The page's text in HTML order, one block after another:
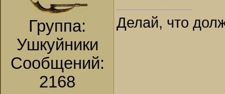
Группа:
Ушкуйники
Сообщений:
2168
Делай, что